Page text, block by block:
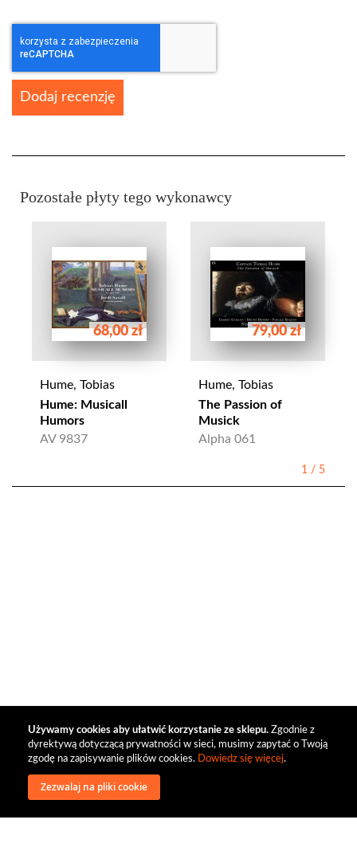
Używamy cookies aby ułatwić korzystanie ze sklepu. Zgodnie z
dyrektywą dotyczącą prywatności w sieci, musimy zapytać o Twoją
zgodę na zapisywanie plików cookies. Dowiedz się więcej.
Zezwalaj na pliki cookie
Dodaj recenzję
Pozostałe płyty tego wykonawcy
68,00 zł
Hume, Tobias
Hume: Musicall
Humors
AV 9837
79,00 zł
Hume, Tobias
The Passion of
Musick
Alpha 061
1 / 5